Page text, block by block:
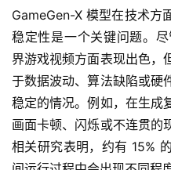
GameGen-X 模型在技术方
稳定性是一个关键问题。
界游戏视频方面表现出色，
于数据波动、算法缺陷或硬
稳定的情况。例如，在生成
画面卡顿、闪烁或不连贯的
相关研究表明，约有 15%